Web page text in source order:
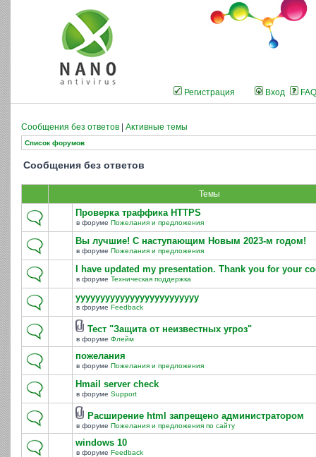
Регистрация Вход FAQ
Сообщения без ответов Активные темы
Список форумов
Сообщения без ответов
Темы
Проверка траффика HTTPS
в форуме Пожелания и предложения
Вы лучшие! С наступающим Новым 2023-м годом!
в форуме Пожелания и предложения
I have updated my presentation. Thank you for your
в форуме Техническая поддержка
yyyyyyyyyyyyyyyyyyyyyyyyy
в форуме Feedback
Тест "Защита от неизвестных угроз"
в форуме Флейм
пожелания
в форуме Пожелания и предложения
Hmail server check
в форуме Support
Расширение html запрещено администратором
в форуме Пожелания и предложения по сайту
windows 10
в форуме Feedback